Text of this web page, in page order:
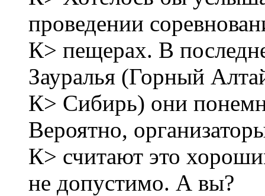
проведении
К> пещерах. В
Зауралья (Горный
К> Сибирь) они
Вероятно,
К> считают это
не допустимо. А вы?